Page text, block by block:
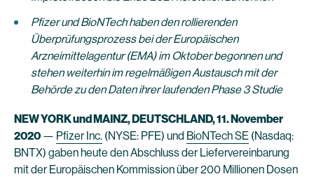
Pfizer und BioNTech haben den rollierenden
Überprüfungsprozess bei der Europäischen
Arzneimittelagentur (EMA) im Oktober begonnen und
stehen weiterhin im regelmäßigen Austausch mit der
Behörde zu den Daten ihrer laufenden Phase 3 Studie
NEW YORK und MAINZ, DEUTSCHLAND, 11. November
2020 — Pfizer Inc. (NYSE: PFE) und BioNTech SE (Nasdaq:
BNTX) gaben heute den Abschluss der Liefervereinbarung
mit der Europäischen Kommission über 200 Millionen Dosen